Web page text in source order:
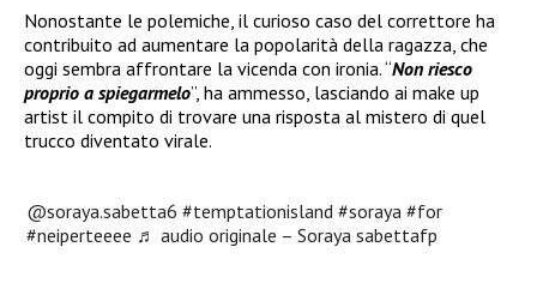
Nonostante le polemiche, il curioso caso del correttore ha
contribuito ad aumentare la popolarità della ragazza, che
oggi sembra affrontare la vicenda con ironia. “Non riesco
proprio a spiegarmelo”, ha ammesso, lasciando ai make up
artist il compito di trovare una risposta al mistero di quel
trucco diventato virale.
@soraya.sabetta6 #temptationisland #soraya #for
#neiperteeee ♬ audio originale – Soraya sabettafp